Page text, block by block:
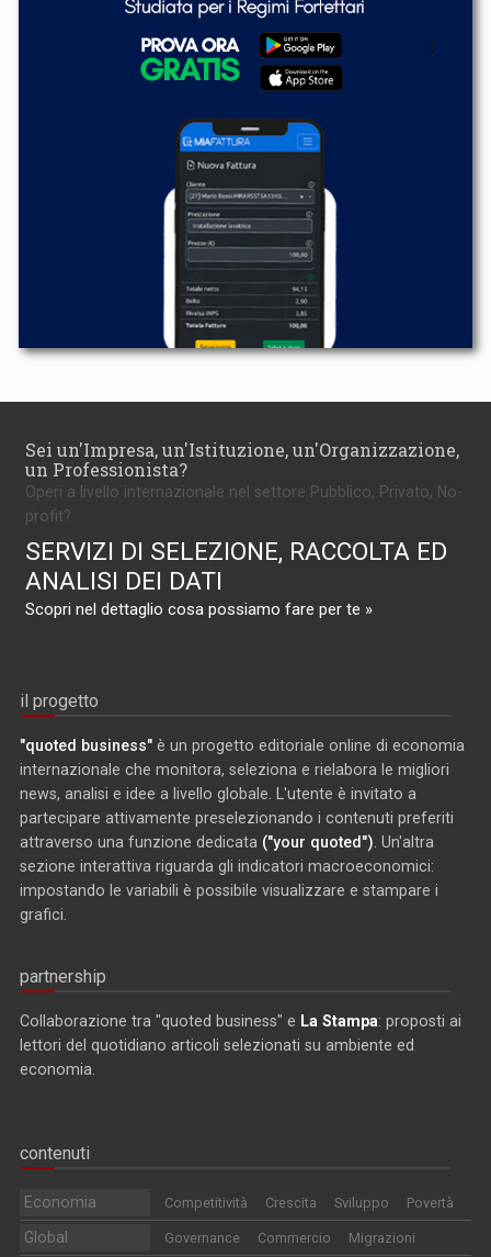
Sei un'Impresa, un'Istituzione, un'Organizzazione,
un Professionista?
Operi a livello internazionale nel settore Pubblico, Privato, No-
profit?
SERVIZI DI SELEZIONE, RACCOLTA ED
ANALISI DEI DATI
Scopri nel dettaglio cosa possiamo fare per te »
il progetto
"quoted business" è un progetto editoriale online di economia
internazionale che monitora, seleziona e rielabora le migliori
news, analisi e idee a livello globale. L'utente è invitato a
partecipare attivamente preselezionando i contenuti preferiti
attraverso una funzione dedicata ("your quoted") . Un'altra
sezione interattiva riguarda gli indicatori macroeconomici:
impostando le variabili è possibile visualizzare e stampare i
grafici.
partnership
Collaborazione tra "quoted business" e La Stampa: proposti ai
lettori del quotidiano articoli selezionati su ambiente ed
economia.
contenuti
Economia Competitività Crescita Sviluppo Povertà
Global Governance Commercio Migrazioni